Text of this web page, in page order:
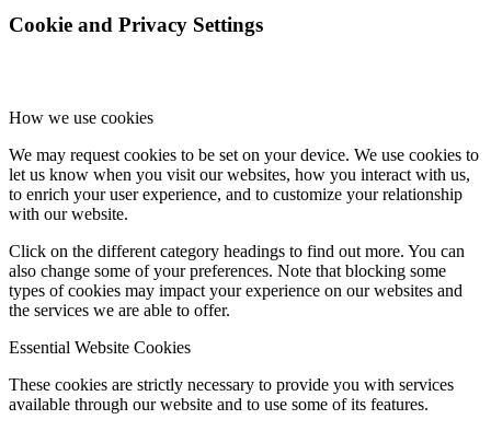
Cookie and Privacy Settings
How we use cookies
We may request cookies to be set on your device. We use cookies to
let us know when you visit our websites, how you interact with us,
to enrich your user experience, and to customize your relationship
with our website.
Click on the different category headings to find out more. You can
also change some of your preferences. Note that blocking some
types of cookies may impact your experience on our websites and
the services we are able to offer.
Essential Website Cookies
These cookies are strictly necessary to provide you with services
available through our website and to use some of its features.